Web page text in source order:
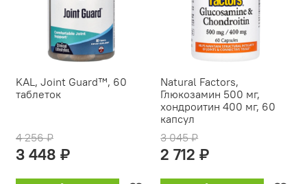
KAL, Joint Guard™, 60
таблеток
4 256 ₽
3 448 ₽
Natural Factors,
Глюкозамин 500 мг,
хондроитин 400 мг, 60
капсул
3 045 ₽
2 712 ₽